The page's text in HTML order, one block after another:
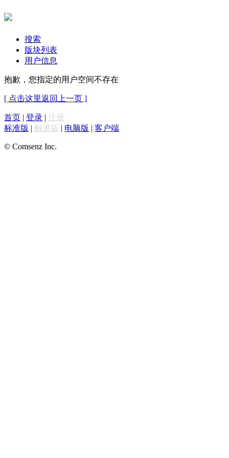
搜索
版块列表
用户信息
抱歉，您指定的用户空间不存在
[ 点击这里返回上一页 ]
首页 | 登录 | 注册
标准版 | 触屏版 | 电脑版 | 客户端
© Comsenz Inc.